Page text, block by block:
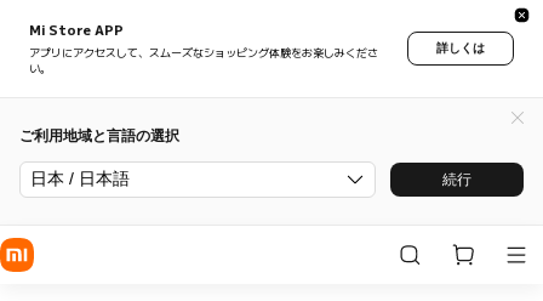
Mi Store APP
アプリにアクセスして、スムーズなショッピング体験をお楽しみくださ
い。
詳しくは
ご利用地域と言語の選択
日本 / 日本語 続行